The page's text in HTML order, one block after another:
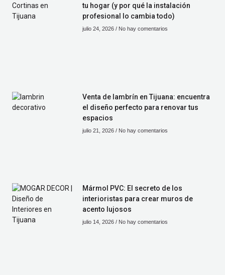
tu hogar (y por qué la instalación
profesional lo cambia todo)
julio 24, 2026 No hay comentarios
Venta de lambrín en Tijuana: encuentra
el diseño perfecto para renovar tus
espacios
julio 21, 2026 No hay comentarios
Mármol PVC: El secreto de los
interioristas para crear muros de
acento lujosos
julio 14, 2026 No hay comentarios